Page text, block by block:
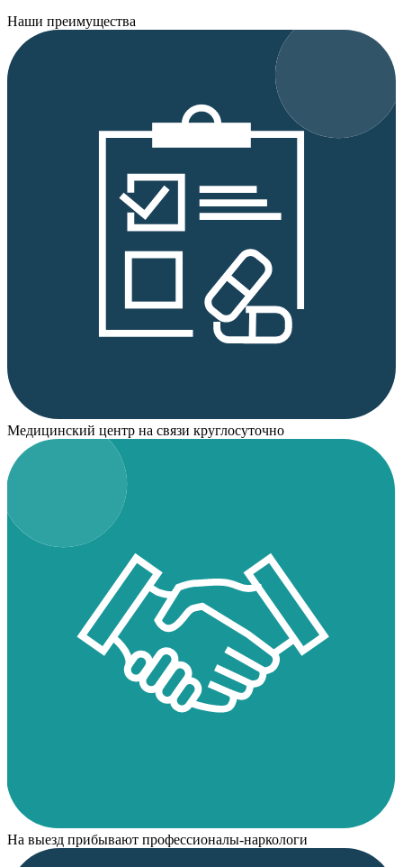
Наши преимущества
Медицинский центр на связи круглосуточно
На выезд прибывают профессионалы-наркологи